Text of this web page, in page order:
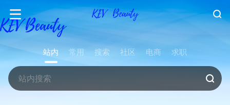
站内 常用 搜索 社区 电商 求职